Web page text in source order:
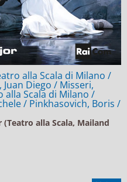
alla Scala di Milano /
Diego / Misseri,
alla Scala di Milano /
/ Pinkhasovich, Boris /
alla Scala, Mailand